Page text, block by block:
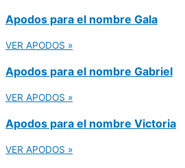
Apodos para el nombre Gala
VER APODOS »
Apodos para el nombre Gabriel
VER APODOS »
Apodos para el nombre Victoria
VER APODOS »